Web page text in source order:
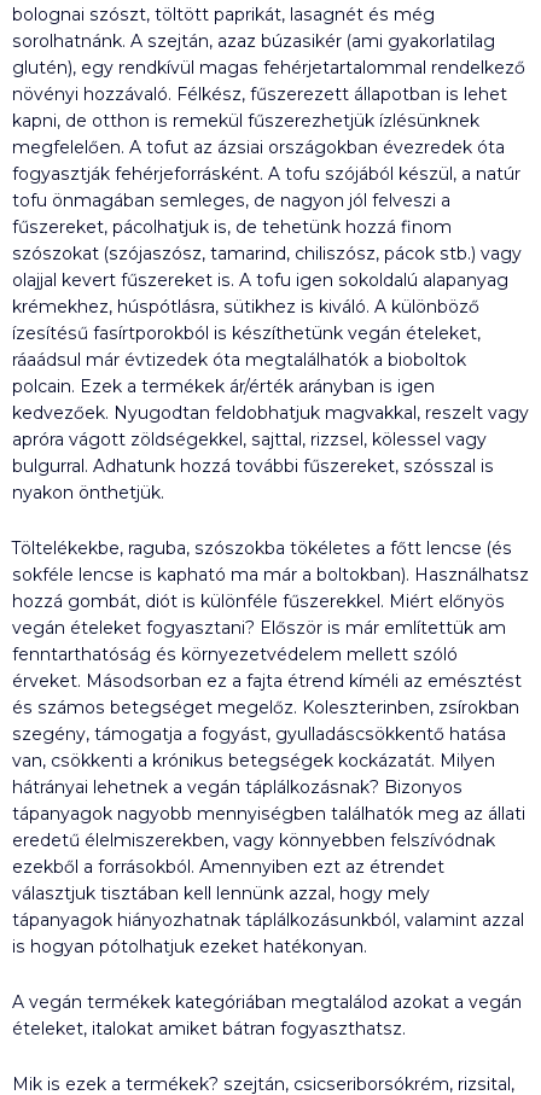
bolognai szószt, töltött paprikát, lasagnét és még
sorolhatnánk. A szejtán, azaz búzasikér (ami gyakorlatilag
glutén), egy rendkívül magas fehérjetartalommal rendelkező
növényi hozzávaló. Félkész, fűszerezett állapotban is lehet
kapni, de otthon is remekül fűszerezhetjük ízlésünknek
megfelelően. A tofut az ázsiai országokban évezredek óta
fogyasztják fehérjeforrásként. A tofu szójából készül, a natúr
tofu önmagában semleges, de nagyon jól felveszi a
fűszereket, pácolhatjuk is, de tehetünk hozzá finom
szószokat (szójaszósz, tamarind, chiliszósz, pácok stb.) vagy
olajjal kevert fűszereket is. A tofu igen sokoldalú alapanyag
krémekhez, húspótlásra, sütikhez is kiváló. A különböző
ízesítésű fasírtporokból is készíthetünk vegán ételeket,
ráaádsul már évtizedek óta megtalálhatók a bioboltok
polcain. Ezek a termékek ár/érték arányban is igen
kedvezőek. Nyugodtan feldobhatjuk magvakkal, reszelt vagy
apróra vágott zöldségekkel, sajttal, rizzsel, kölessel vagy
bulgurral. Adhatunk hozzá további fűszereket, szósszal is
nyakon önthetjük.
Töltelékekbe, raguba, szószokba tökéletes a főtt lencse (és
sokféle lencse is kapható ma már a boltokban). Használhatsz
hozzá gombát, diót is különféle fűszerekkel. Miért előnyös
vegán ételeket fogyasztani? Először is már említettük am
fenntarthatóság és környezetvédelem mellett szóló
érveket. Másodsorban ez a fajta étrend kíméli az emésztést
és számos betegséget megelőz. Koleszterinben, zsírokban
szegény, támogatja a fogyást, gyulladáscsökkentő hatása
van, csökkenti a krónikus betegségek kockázatát. Milyen
hátrányai lehetnek a vegán táplálkozásnak? Bizonyos
tápanyagok nagyobb mennyiségben találhatók meg az állati
eredetű élelmiszerekben, vagy könnyebben felszívódnak
ezekből a forrásokból. Amennyiben ezt az étrendet
választjuk tisztában kell lennünk azzal, hogy mely
tápanyagok hiányozhatnak táplálkozásunkból, valamint azzal
is hogyan pótolhatjuk ezeket hatékonyan.
A vegán termékek kategóriában megtalálod azokat a vegán
ételeket, italokat amiket bátran fogyaszthatsz.
Mik is ezek a termékek? szejtán, csicseriborsókrém, rizsital,